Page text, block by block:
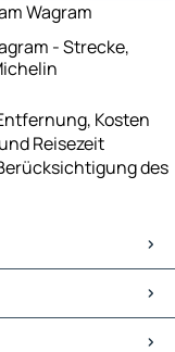
Wagram
- Strecke,
Kosten
Reisezeit
des
an der Donau